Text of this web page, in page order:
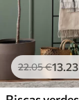
22.05€13.23